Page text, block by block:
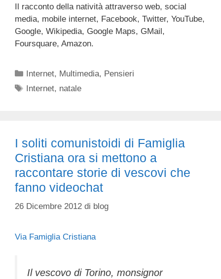
Il racconto della natività attraverso web, social
media, mobile internet, Facebook, Twitter, YouTube,
Google, Wikipedia, Google Maps, GMail,
Foursquare, Amazon.
Categorie
Internet, Multimedia, Pensieri
Tag
Internet, natale
I soliti comunistoidi di Famiglia
Cristiana ora si mettono a
raccontare storie di vescovi che
fanno videochat
26 Dicembre 2012 di blog
Via Famiglia Cristiana
Il vescovo di Torino, monsignor